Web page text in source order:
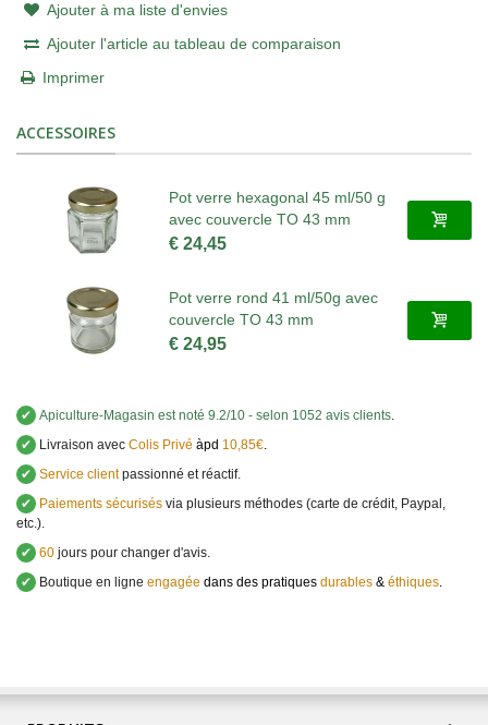
Ajouter à ma liste d'envies
Ajouter l'article au tableau de comparaison
Imprimer
ACCESSOIRES
Pot verre hexagonal 45 ml/50 g
avec couvercle TO 43 mm
€ 24,45
Pot verre rond 41 ml/50g avec
couvercle TO 43 mm
€ 24,95
✔ Apiculture-Magasin est noté 9.2/10 - selon 1052 avis clients.
✔
Livraison avec Colis Privé àpd 10,85€.
✔ Service clientpassionné et réactif.
✔
Paiements sécurisés via plusieurs méthodes (carte de crédit, Paypal,
etc.).
✔ 60 jours pour changer d'avis.
✔
Boutique en ligne engagée dans des pratiques durables & éthiques.